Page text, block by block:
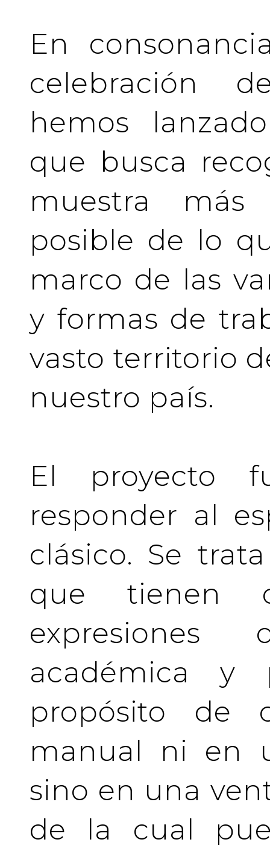
En
celebración
hemos
que busca
muestra
posible de lo
marco de las
y formas de
vasto territorio
nuestro país.
El proyecto
responder al
clásico. Se
que tienen
académica y
propósito de
manual ni en
sino en una
de la cual